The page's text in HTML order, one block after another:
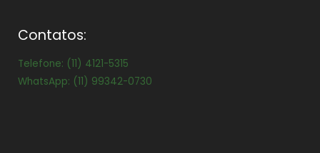
Contatos:
Telefone: (11) 4121-5315
WhatsApp: (11) 99342-0730